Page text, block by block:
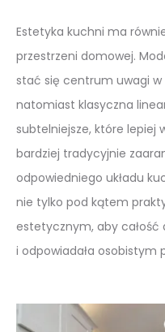
Estetyka kuchni ma
przestrzeni domowej.
stać się centrum uwagi
natomiast klasyczna
subtelniejsze, które lepiej
bardziej tradycyjnie
odpowiedniego układu
nie tylko pod kątem
estetycznym, aby całość
i odpowiadała